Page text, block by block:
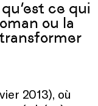
ce qui
ou la
2013), où